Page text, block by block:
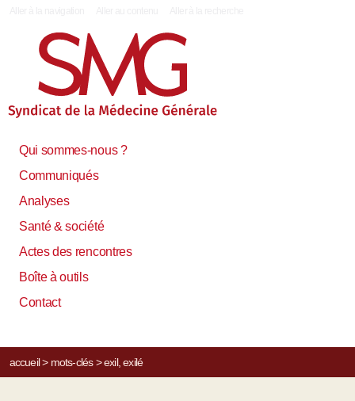
Qui sommes-nous ?
Communiqués
Analyses
Santé & société
Actes des rencontres
Boîte à outils
Contact
accueil> mots-clés> exil, exilé